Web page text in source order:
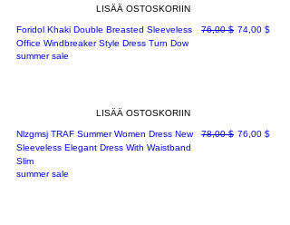
LISÄÄ OSTOSKORIIN
Foridol Khaki Double Breasted Sleeveless
Office Windbreaker Style Dress Turn Dow
Normaali hinta
76,00 $ Alehinta
74,00 $
summer sale
LISÄÄ OSTOSKORIIN
Nlzgmsj TRAF Summer Women Dress New
Sleeveless Elegant Dress With Waistband
Slim
Normaali hinta
78,00 $ Alehinta
76,00 $
summer sale